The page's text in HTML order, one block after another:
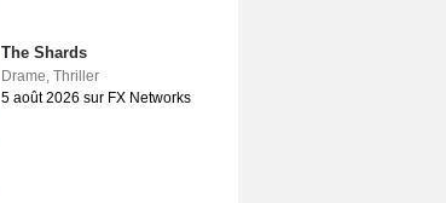
The Shards
Drame, Thriller
5 août 2026 sur FX Networks